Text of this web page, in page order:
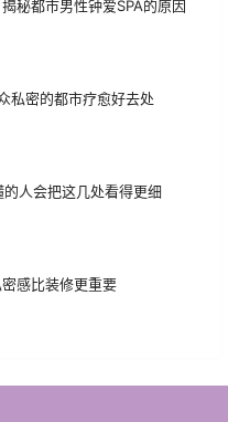
秘都市男性钟爱SPA的原因
私密的都市疗愈好去处
人会把这几处看得更细
感比装修更重要